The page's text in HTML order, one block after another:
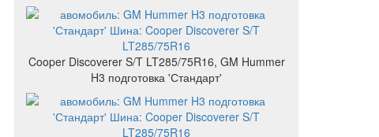
Cooper Discoverer S/T LT285/75R16, GM Hummer
H3 подготовка 'Стандарт'